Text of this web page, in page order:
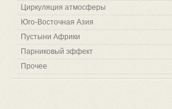
Циркуляция атмосферы
Юго-Восточная Азия
Пустыни Африки
Парниковый эффект
Прочее